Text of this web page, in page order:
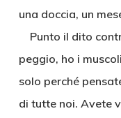
una doccia, un
Punto il dito
peggio, ho i
solo perché
di tutte noi. Avete